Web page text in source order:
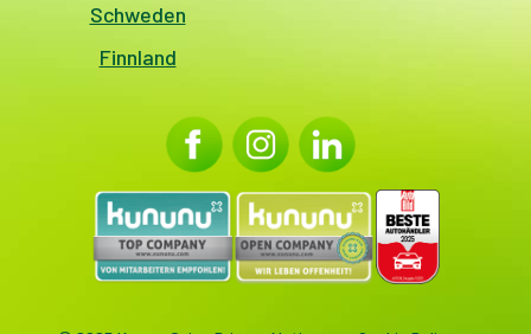
Schweden
Finnland